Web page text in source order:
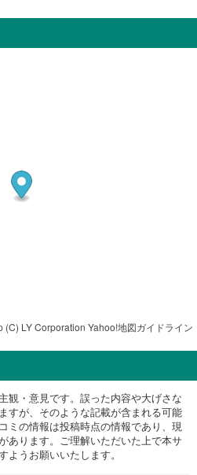
(C) LY Corporation Yahoo!地図ガイドライン
観・意見です。誤った内容や大げさな
すが、そのような記載が含まれる可能
ミの情報は投稿時点の情報であり、現
あります。ご理解いただいた上で本サ
ようお願いいたします。